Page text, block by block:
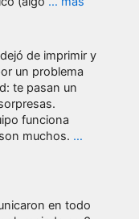
de imprimir y
un problema
te pasan un
funciona
muchos. …
en todo